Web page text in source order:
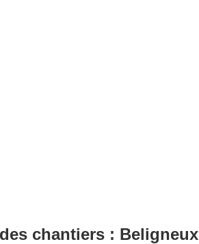
chantiers : Beligneux